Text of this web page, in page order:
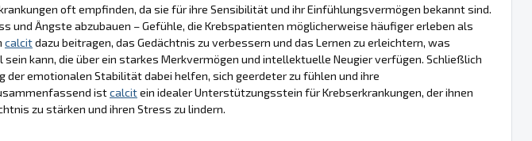
oft empfinden, da sie für ihre Sensibilität und ihr Einfühlungsvermögen bekannt sind.
und Ängste abzubauen – Gefühle, die Krebspatienten möglicherweise häufiger erleben als
calcitdazu beitragen, das Gedächtnis zu verbessern und das Lernen zu erleichtern, was
kann, die über ein starkes Merkvermögen und intellektuelle Neugier verfügen. Schließlich
der emotionalen Stabilität dabei helfen, sich geerdeter zu fühlen und ihre
istcalcitein idealer Unterstützungsstein für Krebserkrankungen, der ihnen
zu stärken und ihren Stress zu lindern.